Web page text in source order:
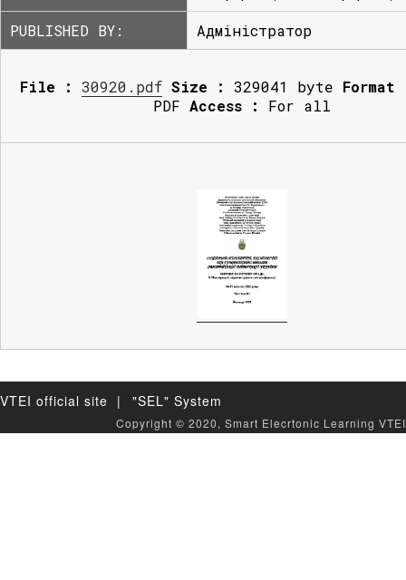
PUBLISHED BY:
Адміністратор
File : 30920.pdf Size : 329041 byte Format
PDF Access : For all
VTEI official site | "SEL" System
Copyright © 2020, Smart Elecrtonic Learning VTEI